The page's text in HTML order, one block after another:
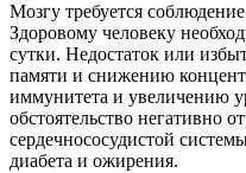
Мозгу требуется
Здоровому человеку
сутки. Недостаток или
памяти и снижению
иммунитета и увеличению
обстоятельство негативно
сердечнососудистой
диабета и ожирения.